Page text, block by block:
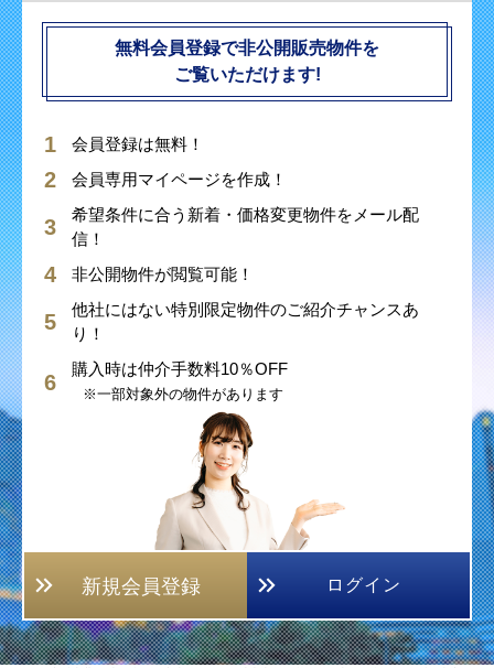
無料会員登録で非公開販売物件を
ご覧いただけます!
会員登録は無料！
会員専用マイページを作成！
希望条件に合う新着・価格変更物件をメール配
信！
非公開物件が閲覧可能！
他社にはない特別限定物件のご紹介チャンスあ
り！
購入時は仲介手数料10％OFF
※一部対象外の物件があります
新規会員登録 ログイン